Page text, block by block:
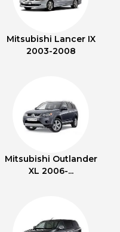
Mitsubishi Lancer IX
2003-2008
Mitsubishi Outlander
XL 2006-...